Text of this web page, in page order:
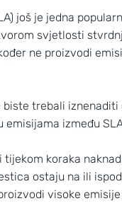
još je jedna
svjetlosti
ne proizvodi
biste trebali
između
koraka
ostaju na ili
visoke emisije